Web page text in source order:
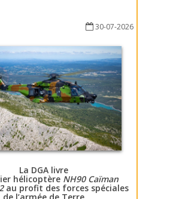
30-07-2026
La DGA livre
hélicoptère NH90 Caïman
au profit des forces spéciales